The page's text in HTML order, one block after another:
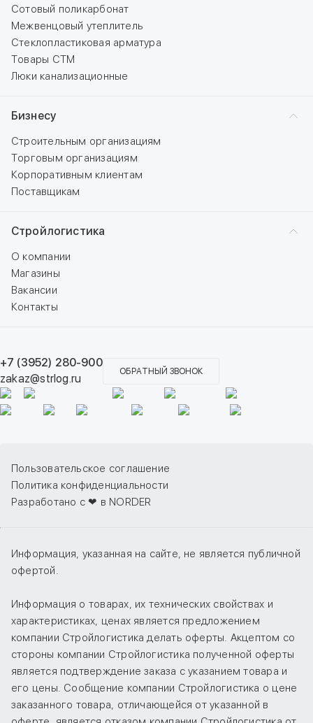
Сотовый поликарбонат
Межвенцовый утеплитель
Стеклопластиковая арматура
Товары СТМ
Люки канализационные
Бизнесу
Строительным организациям
Торговым организациям
Корпоративным клиентам
Поставщикам
Стройлогистика
О компании
Магазины
Вакансии
Контакты
+7 (3952) 280-900
zakaz@strlog.ru
ОБРАТНЫЙ ЗВОНОК
Пользовательское соглашение
Политика конфиденциальности
Разработано с ❤ в NORDER
Информация, указанная на сайте, не является публичной
офертой.
Информация о товарах, их технических свойствах и
характеристиках, ценах является предложением
компании Стройлогистика делать оферты. Акцептом со
стороны компании Стройлогистика полученной оферты
является подтверждение заказа с указанием товара и
его цены. Сообщение компании Стройлогистика о цене
заказанного товара, отличающейся от указанной в